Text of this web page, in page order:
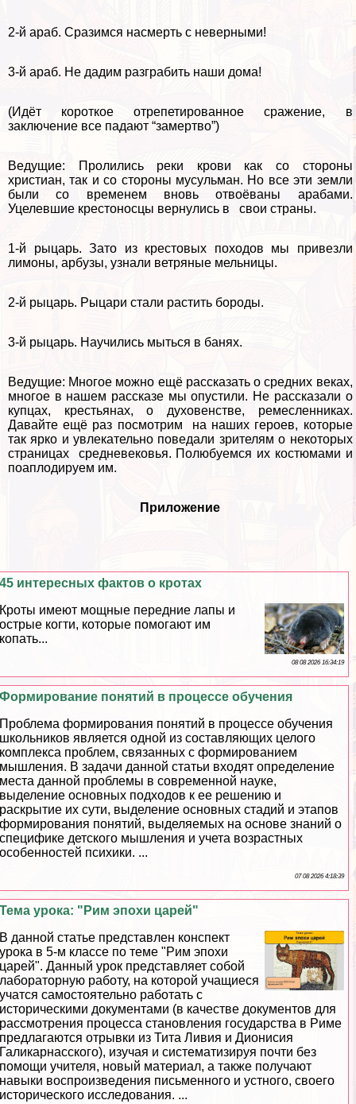
2-й араб. Сразимся наcмepть с неверными!
3-й араб. Не дадим разграбить наши дома!
(Идёт короткое отрепетированное сражение, в
заключение все падают “замертво”)
Ведущие: Пролились реки крови как со стороны
христиан, так и со стороны мусульман. Но все эти земли
были со временем вновь отвоёваны аpaбами.
Уцелевшие крестоносцы вернулись в свои страны.
1-й рыцарь. Зато из крестовых походов мы привезли
лимоны, арбузы, узнали ветряные мельницы.
2-й рыцарь. Рыцари стали растить бороды.
3-й рыцарь. Научились мыться в банях.
Ведущие: Многое можно ещё рассказать о средних веках,
многое в нашем рассказе мы опустили. Не рассказали о
купцах, крестьянах, о духовенстве, ремесленниках.
Давайте ещё раз посмотрим на наших героев, которые
так ярко и увлекательно поведали зрителям о некоторых
страницах средневековья. Полюбуемся их костюмами и
поаплодируем им.
Приложение
45 интересных фактов о кротах
Кроты имеют мощные передние лапы и
острые когти, которые помогают им
копать...
08 08 2026 16:34:19
Формирование понятий в процессе обучения
Проблема формирования понятий в процессе обучения
школьников является одной из составляющих целого
комплекса проблем, связанных с формированием
мышления. В задачи данной статьи входят определение
места данной проблемы в современной науке,
выделение основных подходов к ее решению и
раскрытие их сути, выделение основных стадий и этапов
формирования понятий, выделяемых на основе знаний о
специфике детского мышления и учета возрастных
особенностей психики. ...
07 08 2026 4:18:39
Тема урока: "Рим эпохи царей"
В данной статье представлен конспект
урока в 5-м классе по теме "Рим эпохи
царей". Данный урок представляет собой
лабораторную работу, на которой учащиеся
учатся самостоятельно работать с
историческими документами (в качестве документов для
рассмотрения процесса становления государства в Риме
предлагаются отрывки из Тита Ливия и Дионисия
Галикарнасского), изучая и систематизируя почти без
помощи учителя, новый материал, а также получают
навыки воспроизведения письменного и устного, своего
исторического исследования. ...